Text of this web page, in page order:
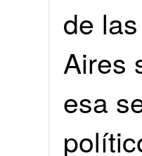
de
Aires
esa